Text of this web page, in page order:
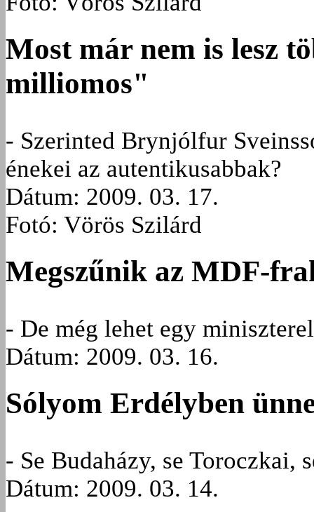
Most már nem is lesz
milliomos"
- Szerinted Brynjólfur
énekei az autentikusabbak?
Dátum: 2009. 03. 17.
Fotó: Vörös Szilárd
Megszűnik az MDF-
- De még lehet egy
Dátum: 2009. 03. 16.
Sólyom Erdélyben
- Se Budaházy, se Toroczkai,
Dátum: 2009. 03. 14.